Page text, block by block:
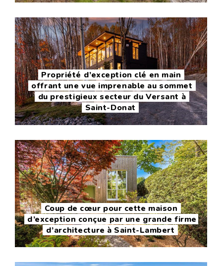
Propriété d’exception clé en main
offrant une vue imprenable au sommet
du prestigieux secteur du Versant à
Saint-Donat
Coup de cœur pour cette maison
d’exception conçue par une grande firme
d’architecture à Saint-Lambert